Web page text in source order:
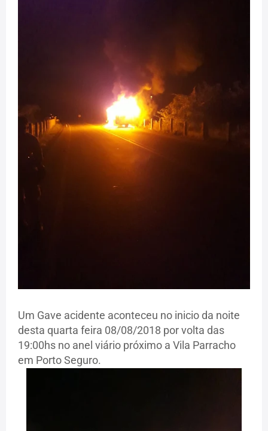
Um Gave acidente aconteceu no inicio da noite
desta quarta feira 08/08/2018 por volta das
19:00hs no anel viário próximo a Vila Parracho
em Porto Seguro.